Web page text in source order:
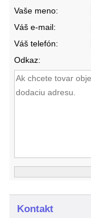
Vaše meno:
Váš e-mail:
Váš telefón:
Odkaz:
Kontakt